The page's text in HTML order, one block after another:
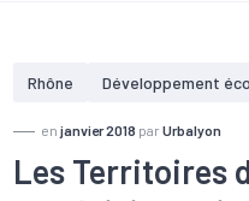
Rhône Développement
en janvier 2018 par Urbalyon
Les Territoires